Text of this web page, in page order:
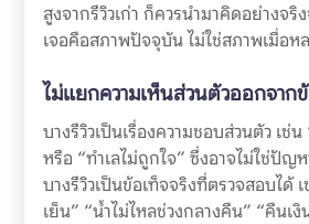
สูงจากรีวิวเก่า ก็ควรนำมาคิดอย่างจริ
เจอคือสภาพปัจจุบัน ไม่ใช่สภาพเมื่อห
ไม่แยกความเห็นส่วนตัวออกจาก
บางรีวิวเป็นเรื่องความชอบส่วนตัว เช่
หรือ “ทำเลไม่ถูกใจ” ซึ่งอาจไม่ใช่ปั
บางรีวิวเป็นข้อเท็จจริงที่ตรวจสอบได้
เย็น” “น้ำไม่ไหลช่วงกลางคืน” “คืนเ